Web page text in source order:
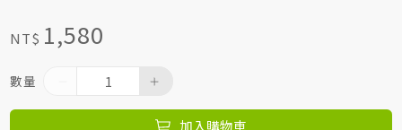
NT$ 1,580
數量
加入購物車